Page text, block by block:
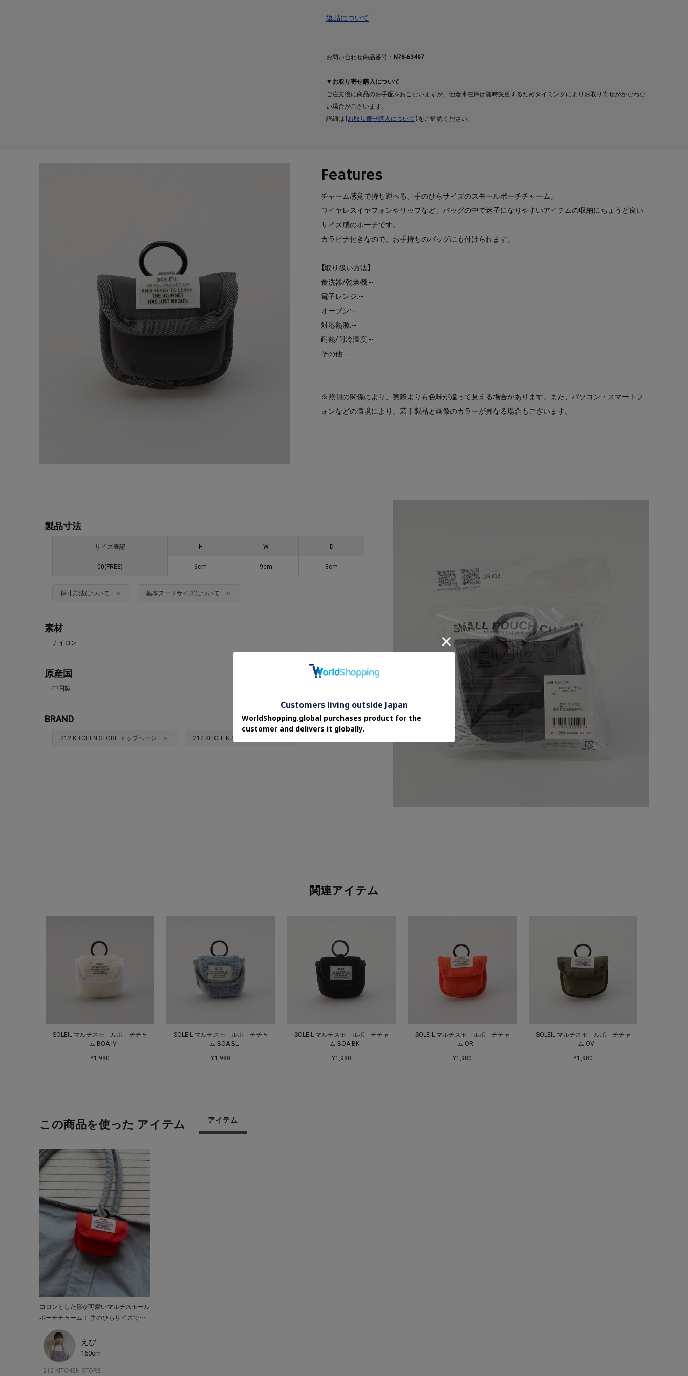
返品について
お問い合わせ商品番号： N78-63497
▼お取り寄せ購入について
ご注文後に商品のお手配をおこないますが、他倉庫在庫は随時変更するためタイミングによりお取り寄せがかなわな
い場合がございます。
詳細は【お取り寄せ購入について】をご確認ください。
Features
チャーム感覚で持ち運べる、手のひらサイズのスモールポーチチャーム。
ワイヤレスイヤフォンやリップなど、バッグの中で迷子になりやすいアイテムの収納にちょうど良い
サイズ感のポーチです。
カラビナ付きなので、お手持ちのバッグにも付けられます。
【取り扱い方法】
食洗器/乾燥機:--
電子レンジ:--
オーブン:--
対応熱源:--
耐熱/耐冷温度:--
その他:--
※照明の関係により、実際よりも色味が違って見える場合があります。また、パソコン・スマートフ
ォンなどの環境により、若干製品と画像のカラーが異なる場合もございます。
製品寸法
サイズ表記 H W D
00(FREE) 6cm 9cm 3cm
採寸方法について ＞ 基本ヌードサイズについて ＞
素材
ナイロン
原産国
中国製
BRAND
212 KITCHEN STORE トップページ ＞ 212 KITCHEN STORE商品一覧 ＞
関連アイテム
SOLEIL マルチスモ－ルポ－チチャ
－ム BOA IV
¥1,980
SOLEIL マルチスモ－ルポ－チチャ
－ム BOA BL
¥1,980
SOLEIL マルチスモ－ルポ－チチャ
－ム BOA BK
¥1,980
SOLEIL マルチスモ－ルポ－チチャ
－ム OR
¥1,980
SOLEIL マルチスモ－ルポ－チチャ
－ム OV
¥1,980
この商品を使った アイテム
コロンとした形が可愛いマルチスモール
ポーチチャーム！ 手のひらサイズで、
ワイヤレスイヤホンを入れたり、小物の
収納にとっても最適です♪ これでもうバ
ッグの中で迷子になりません！ カラビ
ナ付きで、可愛くバッグに取り付けるこ
とができます。 素材は撥水加工が施さ
えび
160cm
212 KITCHEN STORE